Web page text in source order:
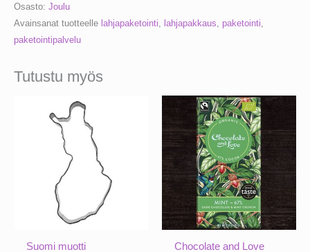
Osasto: Joulu
Avainsanat tuotteelle lahjapaketointi lahjapakkaus paketointi
paketointipalvelu
Tutustu myös
Suomi muotti
Chocolate and Love